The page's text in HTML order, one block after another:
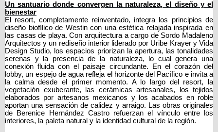
Un santuario donde convergen la naturaleza, el diseño y el
bienestar
El resort, completamente reinventado, integra los principios de
diseño biofílico de Westin con una estética relajada inspirada en
las casas de playa. Con arquitectura a cargo de Sordo Madaleno
Arquitectos y un rediseño interior liderado por Uribe Krayer y Vida
Design Studio, los espacios priorizan la apertura, las tonalidades
serenas y la presencia de la naturaleza, lo cual genera una
conexión fluida con el paisaje circundante. En el corazón del
lobby, un espejo de agua refleja el horizonte del Pacífico e invita a
la calma desde el primer momento. A lo largo del resort, la
vegetación exuberante, las cerámicas artesanales, los tejidos
elaborados por artesanos mexicanos y los acabados en roble
aportan una sensación de calidez y arraigo. Las obras originales
de Berenice Hernández Castro refuerzan el vínculo entre los
interiores, la paleta natural y la identidad cultural de la región.